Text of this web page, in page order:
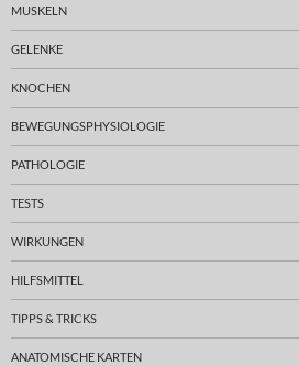
MUSKELN
GELENKE
KNOCHEN
BEWEGUNGSPHYSIOLOGIE
PATHOLOGIE
TESTS
WIRKUNGEN
HILFSMITTEL
TIPPS & TRICKS
ANATOMISCHE KARTEN